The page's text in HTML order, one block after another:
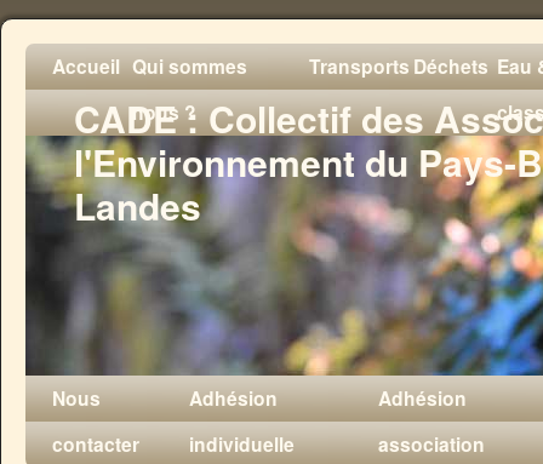
CADE : Collectif des
l'Environnement du Pays-
Landes
Accueil Qui sommes
nous ?
TransportsDéchets Eau
Nous
contacter
Adhésion
individuelle
Adhésion
association